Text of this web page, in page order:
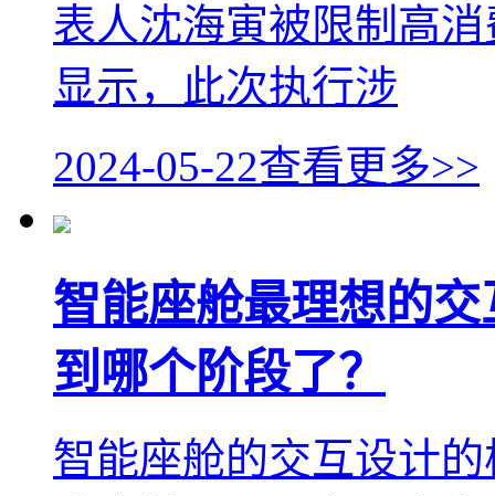
表人沈海寅被限制高
显示，此次执行涉
2024-05-22查看更多>>
智能座舱最理想的
到哪个阶段了？
智能座舱的交互设计